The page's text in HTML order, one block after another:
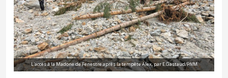
L'accès à la Madone de Fenestre après la tempête Alex, par E.Gastaud/PNM